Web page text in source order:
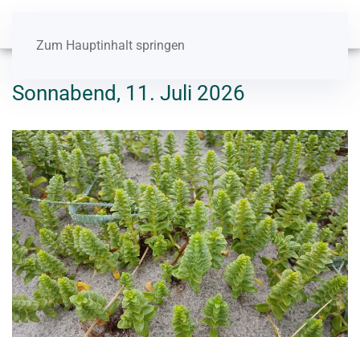
Zum Hauptinhalt springen
Sonnabend, 11. Juli 2026